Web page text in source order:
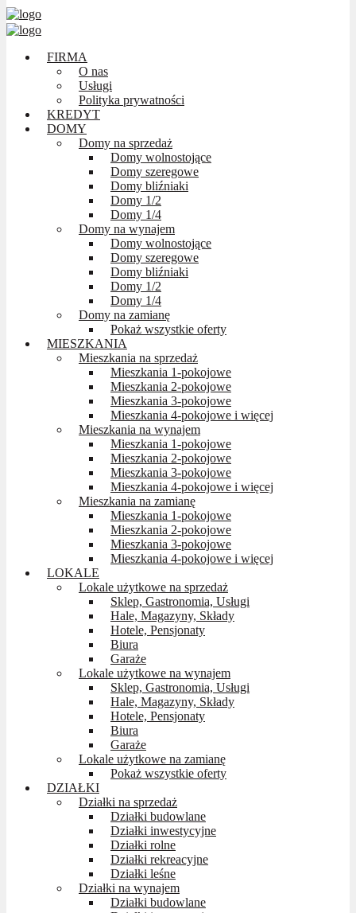
FIRMA
O nas
Usługi
Polityka prywatności
KREDYT
DOMY
Domy na sprzedaż
Domy wolnostojące
Domy szeregowe
Domy bliźniaki
Domy 1/2
Domy 1/4
Domy na wynajem
Domy wolnostojące
Domy szeregowe
Domy bliźniaki
Domy 1/2
Domy 1/4
Domy na zamianę
Pokaż wszystkie oferty
MIESZKANIA
Mieszkania na sprzedaż
Mieszkania 1-pokojowe
Mieszkania 2-pokojowe
Mieszkania 3-pokojowe
Mieszkania 4-pokojowe i więcej
Mieszkania na wynajem
Mieszkania 1-pokojowe
Mieszkania 2-pokojowe
Mieszkania 3-pokojowe
Mieszkania 4-pokojowe i więcej
Mieszkania na zamianę
Mieszkania 1-pokojowe
Mieszkania 2-pokojowe
Mieszkania 3-pokojowe
Mieszkania 4-pokojowe i więcej
LOKALE
Lokale użytkowe na sprzedaż
Sklep, Gastronomia, Usługi
Hale, Magazyny, Składy
Hotele, Pensjonaty
Biura
Garaże
Lokale użytkowe na wynajem
Sklep, Gastronomia, Usługi
Hale, Magazyny, Składy
Hotele, Pensjonaty
Biura
Garaże
Lokale użytkowe na zamianę
Pokaż wszystkie oferty
DZIAŁKI
Działki na sprzedaż
Działki budowlane
Działki inwestycyjne
Działki rolne
Działki rekreacyjne
Działki leśne
Działki na wynajem
Działki budowlane